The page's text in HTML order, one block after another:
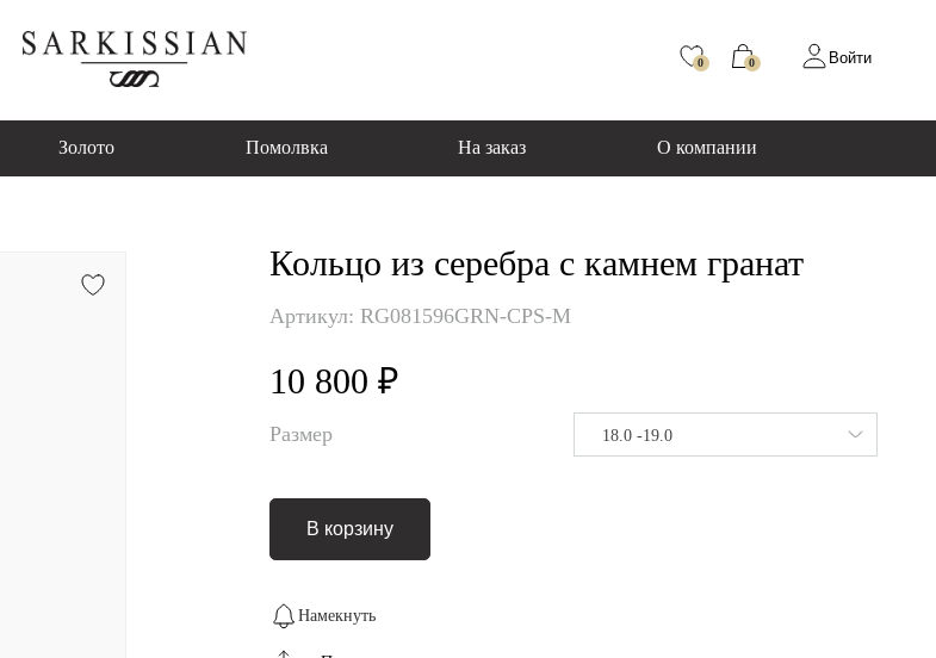
0 0 Войти
Золото Помолвка На заказ О компании
Кольцо из серебра с камнем гранат
Артикул: RG081596GRN-CPS-M
10 800 ₽
Размер 18.0 -19.0
В корзину
Намекнуть